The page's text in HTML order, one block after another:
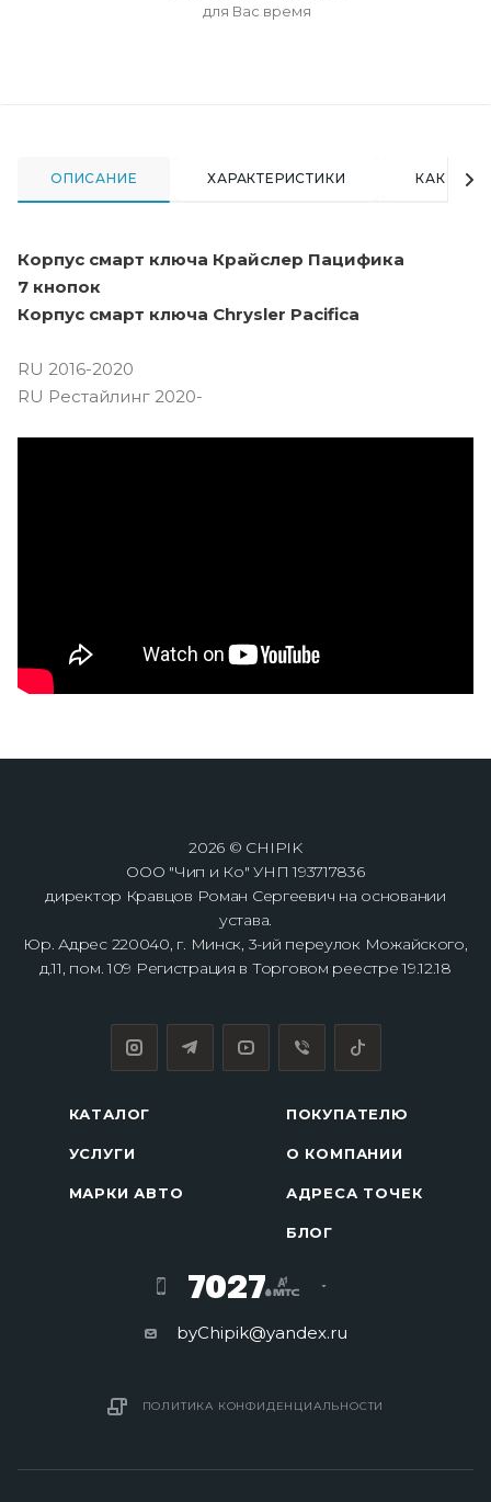
для Вас время
ОПИСАНИЕ ХАРАКТЕРИСТИКИ КАК
Корпус смарт ключа Крайслер Пацифика
7 кнопок
Корпус смарт ключа Chrysler Pacifica
RU 2016-2020
RU Рестайлинг 2020-
2026 © CHIPIK
ООО "Чип и Ко" УНП 193717836
директор Кравцов Роман Сергеевич на основании
устава.
Юр. Адрес 220040, г. Минск, 3-ий переулок Можайского,
д.11, пом. 109 Регистрация в Торговом реестре 19.12.18
КАТАЛОГ
УСЛУГИ
МАРКИ АВТО
ПОКУПАТЕЛЮ
О КОМПАНИИ
АДРЕСА ТОЧЕК
БЛОГ
7027
byChipik@yandex.ru
ПОЛИТИКА КОНФИДЕНЦИАЛЬНОСТИ